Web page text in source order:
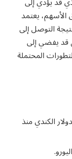
يعتمد
التوصل إلى
قد يفضي إلى
المحتملة
1.5% مقابل الدولار الكندي منذ